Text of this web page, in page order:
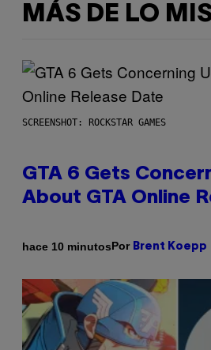
MÁS DE LO
SCREENSHOT: ROCKSTAR GAMES
GTA 6 Gets
About GTA Online
hace 10 minutosPor Brent Koepp